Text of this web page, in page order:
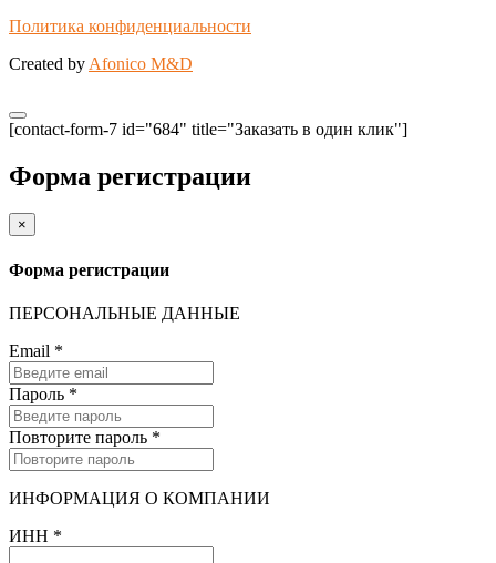
Политика конфиденциальности
Created byAfonico M&D
[contact-form-7 id="684" title="Заказать в один клик"]
Форма регистрации
×
Форма регистрации
ПЕРСОНАЛЬНЫЕ ДАННЫЕ
Email *
Пароль *
Повторите пароль *
ИНФОРМАЦИЯ О КОМПАНИИ
ИНН *